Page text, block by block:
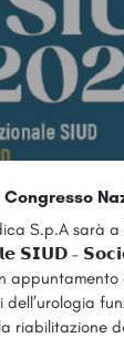
S.p.A sarà
𝗦𝗜𝗨𝗗 –
dell’urologia
riabilitazione